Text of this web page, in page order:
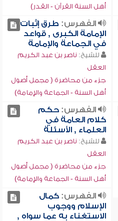
أهل السنة القرآن - القدر)
الفهرس: طرق إثبات
الإمامة الكبرى , قواعد
في الجماعة والإمامة
للشيخ: ناصر بن عبد الكريم
العقل
جزء من محاضرة ( مجمل أصول
أهل السنة - الجماعة والإمامة)
الفهرس:حكم
كلام العامة في
العلماء , الأسئلة
للشيخ: ناصر بن عبد الكريم
العقل
جزء من محاضرة ( مجمل أصول
أهل السنة - الجماعة والإمامة)
الفهرس:كمال
الإسلام ووجوب
الاستغناء به عما سواه ,